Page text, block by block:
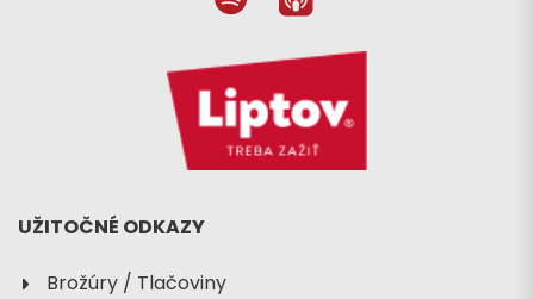
UŽITOČNÉ ODKAZY
Brožúry / Tlačoviny